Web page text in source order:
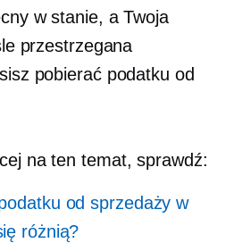
w stanie, a Twoja
przestrzegana
pobierać podatku od
na ten temat, sprawdź:
od sprzedaży w
różnią?